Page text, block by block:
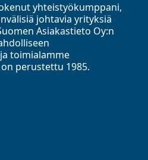
yhteistyökumppani,
johtavia yrityksiä
Asiakastieto Oy:n
toimialamme
perustettu 1985.